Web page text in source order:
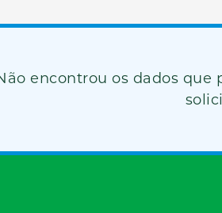
encontrou os dados que